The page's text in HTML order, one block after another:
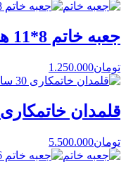
جعبه خاتم 8*11 هندی کاظمی
تومان1.250.000
قلمدان خاتمکاری 30 سانتی
تومان5.500.000